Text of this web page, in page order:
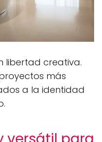
libertad creativa.
más
a la identidad